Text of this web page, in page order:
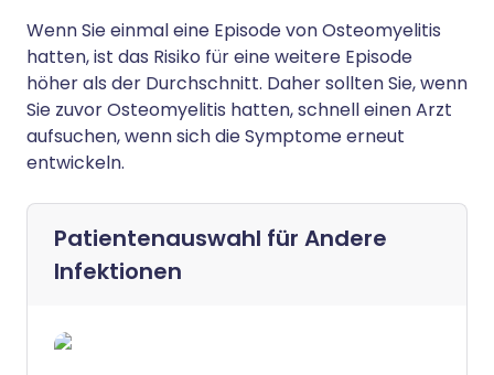
Wenn Sie einmal eine Episode von Osteomyelitis
hatten, ist das Risiko für eine weitere Episode
höher als der Durchschnitt. Daher sollten Sie, wenn
Sie zuvor Osteomyelitis hatten, schnell einen Arzt
aufsuchen, wenn sich die Symptome erneut
entwickeln.
Patientenauswahl für Andere
Infektionen